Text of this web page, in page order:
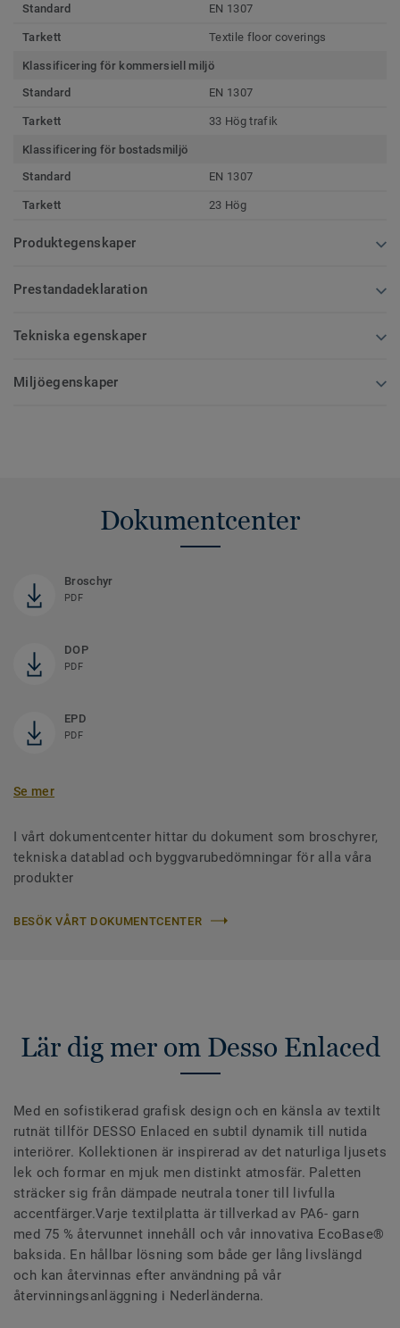
Standard
EN 1307
Tarkett Textile floor coverings
Klassificering för kommersiell miljö
Standard
EN 1307
Tarkett 33 Hög trafik
Klassificering för bostadsmiljö
Standard
EN 1307
Tarkett 23 Hög
Produktegenskaper
Prestandadeklaration
Tekniska egenskaper
Miljöegenskaper
Dokumentcenter
Broschyr
PDF
DOP
PDF
EPD
PDF
Se mer
I vårt dokumentcenter hittar du dokument som broschyrer,
tekniska datablad och byggvarubedömningar för alla våra
produkter
BESÖK VÅRT DOKUMENTCENTER
Lär dig mer om Desso Enlaced
Med en sofistikerad grafisk design och en känsla av textilt
rutnät tillför DESSO Enlaced en subtil dynamik till nutida
interiörer. Kollektionen är inspirerad av det naturliga ljusets
lek och formar en mjuk men distinkt atmosfär. Paletten
sträcker sig från dämpade neutrala toner till livfulla
accentfärger.Varje textilplatta är tillverkad av PA6- garn
med 75 % återvunnet innehåll och vår innovativa EcoBase®
baksida. En hållbar lösning som både ger lång livslängd
och kan återvinnas efter användning på vår
återvinningsanläggning i Nederländerna.